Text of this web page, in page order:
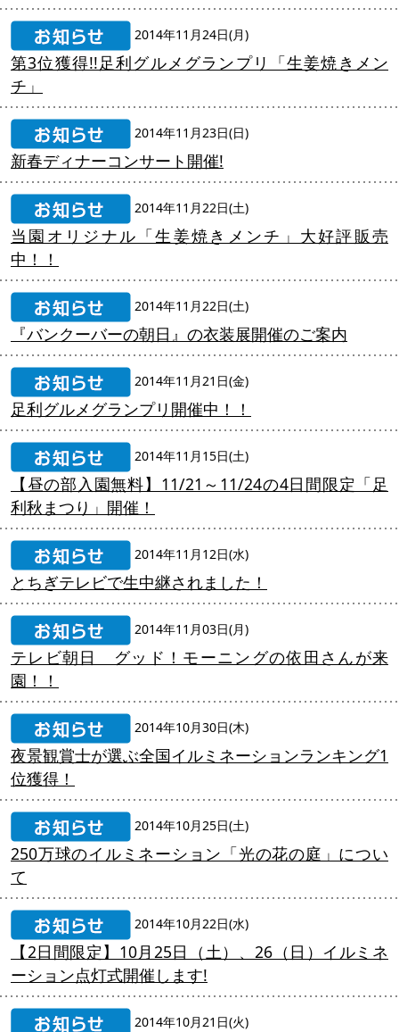
2014年11月24日(月)
第3位獲得!!足利グルメグランプリ「生姜焼きメン
チ」
2014年11月23日(日)
新春ディナーコンサート開催!
2014年11月22日(土)
当園オリジナル「生姜焼きメンチ」大好評販売
中！！
2014年11月22日(土)
『バンクーバーの朝日』の衣装展開催のご案内
2014年11月21日(金)
足利グルメグランプリ開催中！！
2014年11月15日(土)
【昼の部入園無料】11/21～11/24の4日間限定「足
利秋まつり」開催！
2014年11月12日(水)
とちぎテレビで生中継されました！
2014年11月03日(月)
テレビ朝日 グッド！モーニングの依田さんが来
園！！
2014年10月30日(木)
夜景観賞士が選ぶ全国イルミネーションランキング1
位獲得！
2014年10月25日(土)
250万球のイルミネーション「光の花の庭」につい
て
2014年10月22日(水)
【2日間限定】10月25日（土）、26（日）イルミネ
ーション点灯式開催します!
2014年10月21日(火)